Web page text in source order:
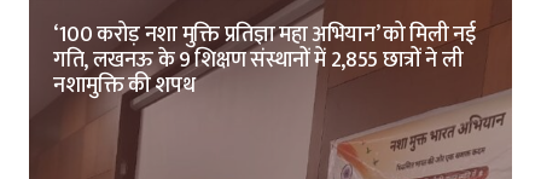
‘100 करोड़ नशा मुक्ति प्रतिज्ञा महा अभियान’ को मिली नई
गति, लखनऊ के 9 शिक्षण संस्थानों में 2,855 छात्रों ने ली
नशामुक्ति की शपथ